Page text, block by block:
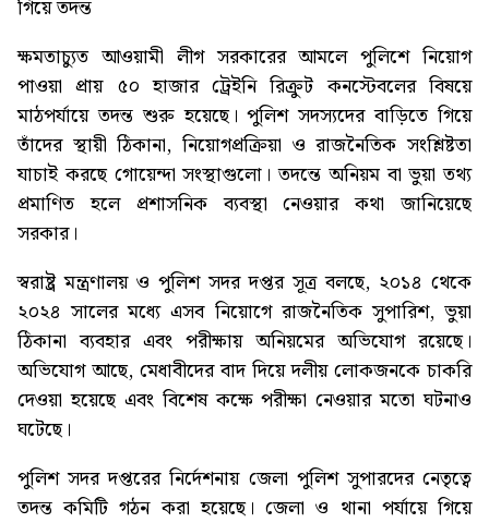
গিয়ে তদন্ত
ক্ষমতাচ্যুত আওয়ামী লীগ সরকারের আমলে পুলিশে নিয়োগ
পাওয়া প্রায় ৫০ হাজার ট্রেইনি রিক্রুট কনস্টেবলের বিষয়ে
মাঠপর্যায়ে তদন্ত শুরু হয়েছে। পুলিশ সদস্যদের বাড়িতে গিয়ে
তাঁদের স্থায়ী ঠিকানা, নিয়োগপ্রক্রিয়া ও রাজনৈতিক সংশ্লিষ্টতা
যাচাই করছে গোয়েন্দা সংস্থাগুলো। তদন্তে অনিয়ম বা ভুয়া তথ্য
প্রমাণিত হলে প্রশাসনিক ব্যবস্থা নেওয়ার কথা জানিয়েছে
সরকার।
স্বরাষ্ট্র মন্ত্রণালয় ও পুলিশ সদর দপ্তর সূত্র বলছে, ২০১৪ থেকে
২০২৪ সালের মধ্যে এসব নিয়োগে রাজনৈতিক সুপারিশ, ভুয়া
ঠিকানা ব্যবহার এবং পরীক্ষায় অনিয়মের অভিযোগ রয়েছে।
অভিযোগ আছে, মেধাবীদের বাদ দিয়ে দলীয় লোকজনকে চাকরি
দেওয়া হয়েছে এবং বিশেষ কক্ষে পরীক্ষা নেওয়ার মতো ঘটনাও
ঘটেছে।
পুলিশ সদর দপ্তরের নির্দেশনায় জেলা পুলিশ সুপারদের নেতৃত্বে
তদন্ত কমিটি গঠন করা হয়েছে। জেলা ও থানা পর্যায়ে গিয়ে